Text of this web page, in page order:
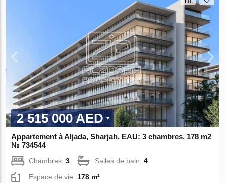
2 515 000 AED
Appartement à Aljada, Sharjah, EAU: 3 chambres, 178 m2
№ 734544
Chambres:3 Salles de bain:4
Espace de vie: 178 m²